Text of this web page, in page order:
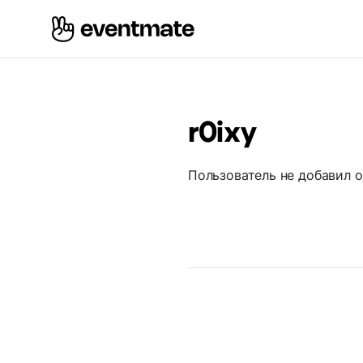
r0ixy
Пользователь не добавил